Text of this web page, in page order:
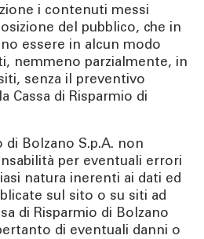
i contenuti messi
del pubblico, che in
essere in alcun modo
nemmeno parzialmente, in
senza il preventivo
Cassa di Risparmio di
di Bolzano S.p.A. non
per eventuali errori
natura inerenti ai dati ed
sul sito o su siti ad
di Risparmio di Bolzano
di eventuali danni o